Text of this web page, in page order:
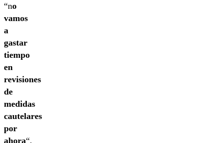
“no
vamos
a
gastar
tiempo
en
revisiones
de
medidas
cautelares
por
ahora“.